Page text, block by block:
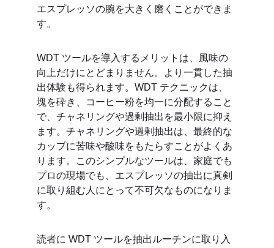
エスプレッソの腕を大きく磨くことができま
す。
WDT ツールを導入するメリットは、風味の
向上だけにとどまりません。より一貫した抽
出体験も得られます。WDT テクニックは、
塊を砕き、コーヒー粉を均一に分配すること
で、チャネリングや過剰抽出を最小限に抑え
ます。チャネリングや過剰抽出は、最終的な
カップに苦味や酸味をもたらすことがよくあ
ります。このシンプルなツールは、家庭でも
プロの現場でも、エスプレッソの抽出に真剣
に取り組む人にとって不可欠なものになりま
す。
読者に WDT ツールを抽出ルーチンに取り入